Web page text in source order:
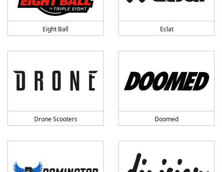
Eight Ball Eclat
Drone Scooters Doomed